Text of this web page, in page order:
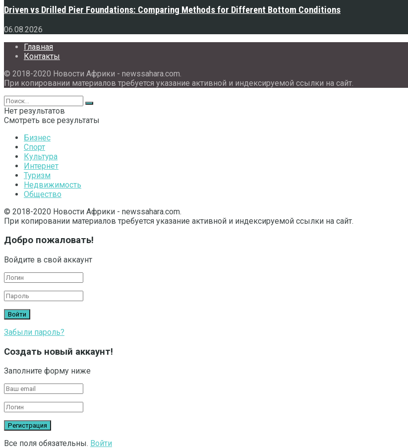
Driven vs Drilled Pier Foundations: Comparing Methods for Different Bottom Conditions
06.08.2026
Главная
Контакты
© 2018-2020 Новости Африки - newssahara.com.
При копировании материалов требуется указание активной и индексируемой ссылки на сайт.
Нет результатов
Смотреть все результаты
Бизнес
Спорт
Культура
Интернет
Туризм
Недвижимость
Общество
© 2018-2020 Новости Африки - newssahara.com.
При копировании материалов требуется указание активной и индексируемой ссылки на сайт.
Добро пожаловать!
Войдите в свой аккаунт
Забыли пароль?
Создать новый аккаунт!
Заполните форму ниже
Все поля обязательны. Войти